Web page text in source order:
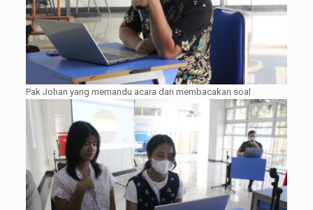
Pak Johan yang memandu acara dan membacakan soal